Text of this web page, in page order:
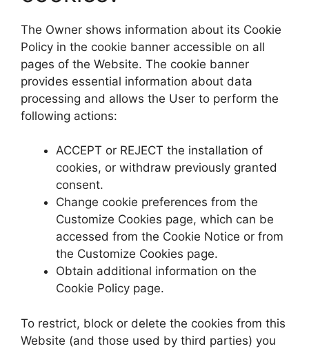
The Owner shows information about its Cookie
Policy in the cookie banner accessible on all
pages of the Website. The cookie banner
provides essential information about data
processing and allows the User to perform the
following actions:
ACCEPT or REJECT the installation of
cookies, or withdraw previously granted
consent.
Change cookie preferences from the
Customize Cookies page, which can be
accessed from the Cookie Notice or from
the Customize Cookies page.
Obtain additional information on the
Cookie Policy page.
To restrict, block or delete the cookies from this
Website (and those used by third parties) you